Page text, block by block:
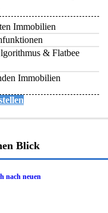
Immobilien
& Flatbee
Immobilien
Blick
nach neuen